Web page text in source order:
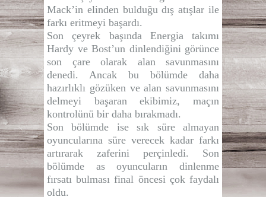
Mack’in elinden bulduğu dış atışlar ile
farkı eritmeyi başardı.
Son çeyrek başında Energia takımı
Hardy ve Bost’un dinlendiğini görünce
son çare olarak alan savunmasını
denedi. Ancak bu bölümde daha
hazırlıklı gözüken ve alan savunmasını
delmeyi başaran ekibimiz, maçın
kontrolünü bir daha bırakmadı.
Son bölümde ise sık süre almayan
oyuncularına süre verecek kadar farkı
artırarak zaferini perçinledi. Son
bölümde as oyuncuların dinlenme
fırsatı bulması final öncesi çok faydalı
oldu.